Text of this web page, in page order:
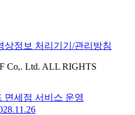
상정보 처리기기/관리방침
Co,. Ltd. ALL RIGHTS
면세점 서비스 운영